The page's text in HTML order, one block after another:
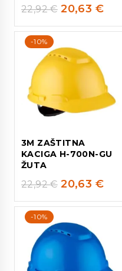
22,92€ 20,63 €
-10%
3M ZAŠTITNA
KACIGA H-700N-GU
ŽUTA
22,92€ 20,63 €
-10%